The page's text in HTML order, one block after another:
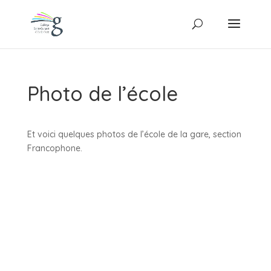
Photo de l’école
Et voici quelques photos de l’école de la gare, section
Francophone.